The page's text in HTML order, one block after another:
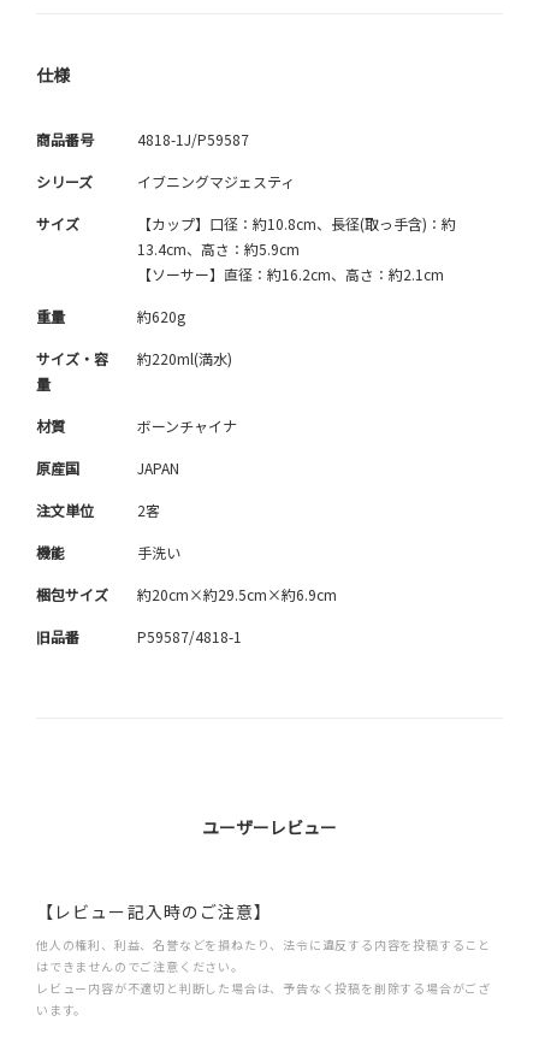
仕様
商品番号 4818-1J/P59587
シリーズ イブニングマジェスティ
サイズ
【カップ】口径：約10.8cm、長径(取っ手含)：約
13.4cm、高さ：約5.9cm
【ソーサー】直径：約16.2cm、高さ：約2.1cm
重量 約620g
サイズ・容
量
約220ml(満水)
材質 ボーンチャイナ
原産国 JAPAN
注文単位 2客
機能 手洗い
梱包サイズ 約20cm×約29.5cm×約6.9cm
旧品番 P59587/4818-1
ユーザーレビュー
【レビュー記入時のご注意】
他人の権利、利益、名誉などを損ねたり、法令に違反する内容を投稿すること
はできませんのでご注意ください。
レビュー内容が不適切と判断した場合は、予告なく投稿を削除する場合がござ
います。